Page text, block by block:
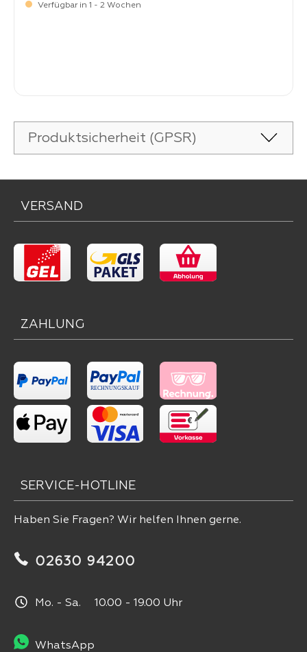
Verfügbar in 1 - 2 Wochen
Produktsicherheit (GPSR)
VERSAND
ZAHLUNG
SERVICE-HOTLINE
Haben Sie Fragen? Wir helfen Ihnen gerne.
02630 94200
Mo. - Sa. 10.00 - 19.00 Uhr
WhatsApp